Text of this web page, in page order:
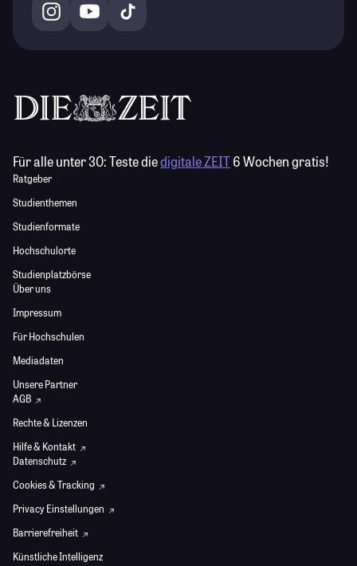
Für alle unter 30:Teste diedigitale ZEIT6 Wochen gratis!
Ratgeber
Studienthemen
Studienformate
Hochschulorte
Studienplatzbörse
Über uns
Impressum
Für Hochschulen
Mediadaten
Unsere Partner
AGB
Rechte & Lizenzen
Hilfe & Kontakt
Datenschutz
Cookies & Tracking
Privacy Einstellungen
Barrierefreiheit
Künstliche Intelligenz